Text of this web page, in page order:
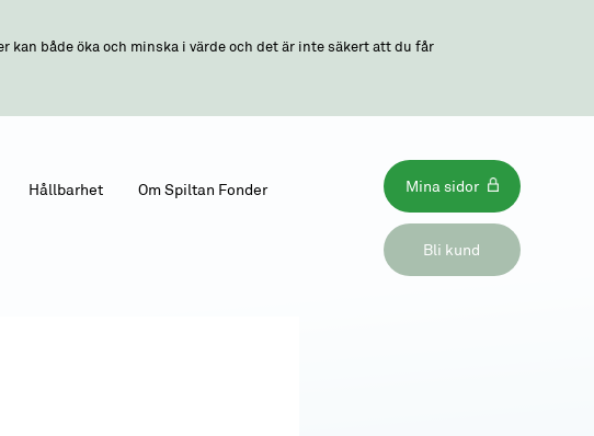
både öka och minska i värde och det är inte säkert att du får
Bli kund
Mina sidor
Om Spiltan Fonder
Hållbarhet